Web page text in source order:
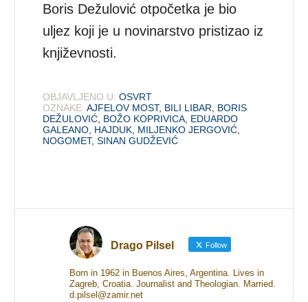
Boris Dežulović otpočetka je bio
uljez koji je u novinarstvo pristizao iz
književnosti.
OBJAVLJENO U: OSVRT
OZNAKE: AJFELOV MOST, BILI LIBAR
BORIS
DEŽULOVIĆ BOŽO KOPRIVICA EDUARDO
GALEANO HAJDUK MILJENKO JERGOVIĆ
NOGOMET,SINAN GUDŽEVIĆ
Drago Pilsel Follow
Born in 1962 in Buenos Aires, Argentina. Lives in
Zagreb, Croatia. Journalist and Theologian. Married.
d.pilsel@zamir.net